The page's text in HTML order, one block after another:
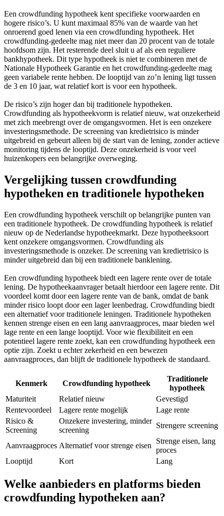
Een crowdfunding hypotheek kent specifieke voorwaarden en
hogere risico’s. U kunt maximaal 85% van de waarde van het
onroerend goed lenen via een crowdfunding hypotheek. Het
crowdfunding-gedeelte mag niet meer dan 20 procent van de totale
hoofdsom zijn. Het resterende deel sluit u af als een reguliere
bankhypotheek. Dit type hypotheek is niet te combineren met de
Nationale Hypotheek Garantie en het crowdfunding-gedeelte mag
geen variabele rente hebben. De looptijd van zo’n lening ligt tussen
de 3 en 10 jaar, wat relatief kort is voor een hypotheek.
De risico’s zijn hoger dan bij traditionele hypotheken.
Crowdfunding als hypotheekvorm is relatief nieuw, wat onzekerheid
met zich meebrengt over de omgangsvormen. Het is een onzekere
investeringsmethode. De screening van kredietrisico is minder
uitgebreid en gebeurt alleen bij de start van de lening, zonder actieve
monitoring tijdens de looptijd. Deze onzekerheid is voor veel
huizenkopers een belangrijke overweging.
Vergelijking tussen crowdfunding
hypotheken en traditionele hypotheken
Een crowdfunding hypotheek verschilt op belangrijke punten van
een traditionele hypotheek. De crowdfunding hypotheek is relatief
nieuw op de Nederlandse hypotheekmarkt. Deze hypotheeksoort
kent onzekere omgangsvormen. Crowdfunding als
investeringsmethode is onzeker. De screening van kredietrisico is
minder uitgebreid dan bij een traditionele banklening.
Een crowdfunding hypotheek biedt een lagere rente over de totale
lening. De hypotheekaanvrager betaalt hierdoor een lagere rente. Dit
voordeel komt door een lagere rente van de bank, omdat de bank
minder risico loopt door een lager leenbedrag. Crowdfunding biedt
een alternatief voor traditionele leningen. Traditionele hypotheken
kennen strenge eisen en een lang aanvraagproces, maar bieden wel
lage rente en een lange looptijd. Voor wie flexibiliteit en een
potentieel lagere rente zoekt, kan een crowdfunding hypotheek een
optie zijn. Zoekt u echter zekerheid en een bewezen
aanvraagproces, dan blijft de traditionele hypotheek de standaard.
Kenmerk Crowdfunding hypotheek
Traditionele
hypotheek
Maturiteit
Relatief nieuw
Gevestigd
Rentevoordeel
Lagere rente mogelijk
Lage rente
Risico &
Screening
Onzekere investering, minder
screening
Strengere screening
Aanvraagproces Alternatief voor strenge eisen
Strenge eisen, lang
proces
Looptijd
Kort Lang
Welke aanbieders en platforms bieden
crowdfunding hypotheken aan?